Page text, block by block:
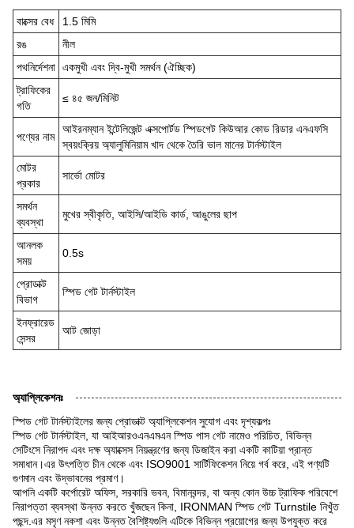
বাক্সের বেধ
1.5 মিমি
রঙ
নীল
পথনির্দেশনা একমুখী এবং দ্বি-মুখী সমর্থন (ঐচ্ছিক)
ট্রাফিকের
গতি
≤ ৪৫ জন/মিনিট
পণ্যের নাম
আইরনম্যান ইন্টেলিজেন্ট এক্সপোর্টড স্পিডগেট কিউআর কোড রিডার এনএফসি
স্বয়ংক্রিয় অ্যালুমিনিয়াম খাদ থেকে তৈরি ভাল মানের টার্নস্টাইল
মোটর
প্রকার
সার্ভো মোটর
সমর্থন
ব্যবস্থা
মুখের স্বীকৃতি, আইসি/আইডি কার্ড, আঙুলের ছাপ
আনলক
সময়
0.5s
প্রোডাক্ট
বিভাগ
স্পিড গেট টার্নস্টাইল
ইনফ্রারেড
সেন্সর
আট জোড়া
অ্যাপ্লিকেশনঃ
স্পিড গেট টার্নস্টাইলের জন্য প্রোডাক্ট অ্যাপ্লিকেশন সুযোগ এবং দৃশ্যকল্পঃ
স্পিড গেট টার্নস্টাইল, যা আইআরওএনএমএন স্পিড পাস গেট নামেও পরিচিত, বিভিন্ন
সেটিংসে নিরাপদ এবং দক্ষ অ্যাক্সেস নিয়ন্ত্রণের জন্য ডিজাইন করা একটি কাটিয়া প্রান্ত
সমাধান।এর উৎপত্তি চীন থেকে এবং ISO9001 সার্টিফিকেশন নিয়ে গর্ব করে, এই পণ্যটি
গুণমান এবং উদ্ভাবনের প্রমাণ।
আপনি একটি কর্পোরেট অফিস, সরকারি ভবন, বিমানবন্দর, বা অন্য কোন উচ্চ ট্রাফিক পরিবেশে
নিরাপত্তা ব্যবস্থা উন্নত করতে খুঁজছেন কিনা, IRONMAN স্পিড গেট Turnstile নিখুঁত
পছন্দ.এর মসৃণ নকশা এবং উন্নত বৈশিষ্ট্যগুলি এটিকে বিভিন্ন প্রয়োগের জন্য উপযুক্ত করে